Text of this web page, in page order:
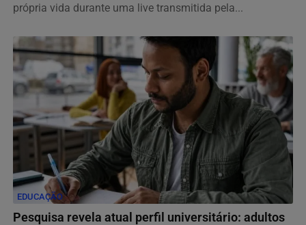
própria vida durante uma live transmitida pela...
EDUCAÇÃO
Pesquisa revela atual perfil universitário: adultos